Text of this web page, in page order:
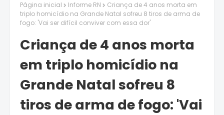
Página inicial Informe RN
Criança de 4 anos morta em
triplo homicídio na Grande Natal sofreu 8 tiros de arma de
fogo: 'Vai ser difícil conviver com essa dor'
Criança de 4 anos morta
em triplo homicídio na
Grande Natal sofreu 8
tiros de arma de fogo: 'Vai